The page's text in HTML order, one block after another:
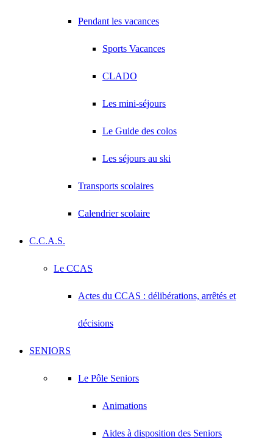
Pendant les vacances
Sports Vacances
CLADO
Les mini-séjours
Le Guide des colos
Les séjours au ski
Transports scolaires
Calendrier scolaire
C.C.A.S.
Le CCAS
Actes du CCAS : délibérations, arrêtés et
décisions
SENIORS
Le Pôle Seniors
Animations
Aides à disposition des Seniors